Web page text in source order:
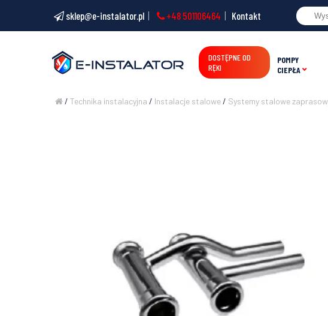
sklep@e-instalator.pl +48 501106464 Kontakt
DOSTĘPNE OD
RĘKI
POMPY
CIEPŁA
/ Technika instalacyjna / Instalacje stalowe/ Systemy stalowe